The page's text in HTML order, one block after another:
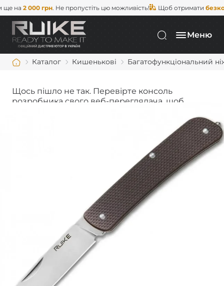
на2 000 грн. Не пропустіть цю можливість! Щоб отримати
Меню
Каталог Кишенькові Багатофункціональний
Щось пішло не так. Перевірте консоль
розробника свого веб-переглядача, щоб